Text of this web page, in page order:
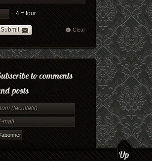
− 4 = four
Submit Clear